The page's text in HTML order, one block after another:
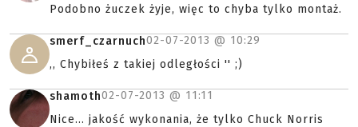
Podobno żuczek żyje, więc to chyba tylko montaż.
smerf_czarnuch02-07-2013 @ 10:29
,, Chybiłeś z takiej odległości '' ;)
shamoth02-07-2013 @ 11:11
Nice... jakość wykonania, że tylko Chuck Norris